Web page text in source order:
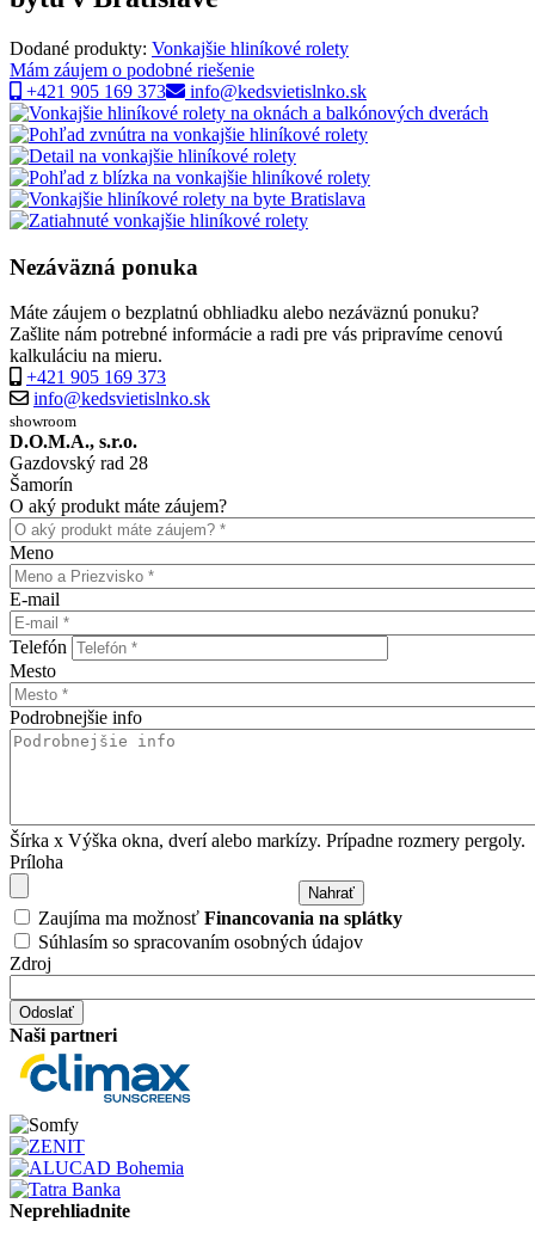
Dodané produkty: Vonkajšie hliníkové rolety
Mám záujem o podobné riešenie
+421 905 169 373
info@kedsvietislnko.sk
Nezáväzná ponuka
Máte záujem o bezplatnú obhliadku alebo nezáväznú ponuku?
Zašlite nám potrebné informácie a radi pre vás pripravíme cenovú
kalkuláciu na mieru.
+421 905 169 373
info@kedsvietislnko.sk
showroom
D.O.M.A., s.r.o.
Gazdovský rad 28
Šamorín
O aký produkt máte záujem?
Meno
E-mail
Telefón
Mesto
Podrobnejšie info
Šírka x Výška okna, dverí alebo markízy. Prípadne rozmery pergoly.
Príloha
Zaujíma ma možnosť Financovania na splátky
Súhlasím so spracovaním osobných údajov
Zdroj
Naši partneri
Neprehliadnite